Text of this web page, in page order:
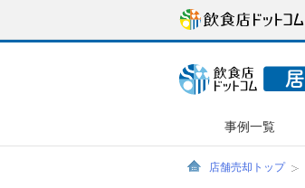
事例一覧
店舗売却トップ